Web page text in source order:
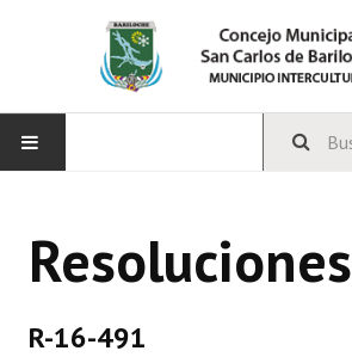
CONCEJO
Resoluciones
R-16-491